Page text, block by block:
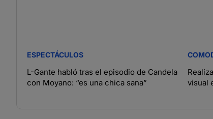
ESPECTÁCULOS
L-Gante habló tras el episodio de Candela
con Moyano: “es una chica sana”
visual